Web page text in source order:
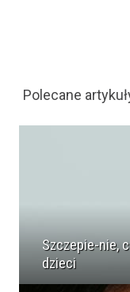
Polecane
Szczepie-nie,
dzieci